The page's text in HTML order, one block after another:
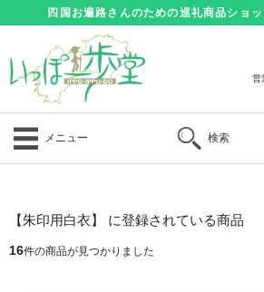
四国お遍路さんのための巡礼商品ショ
営
メニュー 検索
【朱印用白衣】 に登録されている商品
16件の商品が見つかりました